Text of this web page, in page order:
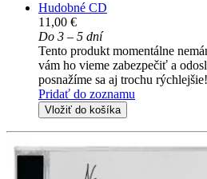
Hudobné CD
11,00 €
Do 3 – 5 dní
Tento produkt momentálne
vám ho vieme zabezpečiť a
posnažíme sa aj trochu rýchlejšie!
Pridať do zoznamu
Vložiť do košíka